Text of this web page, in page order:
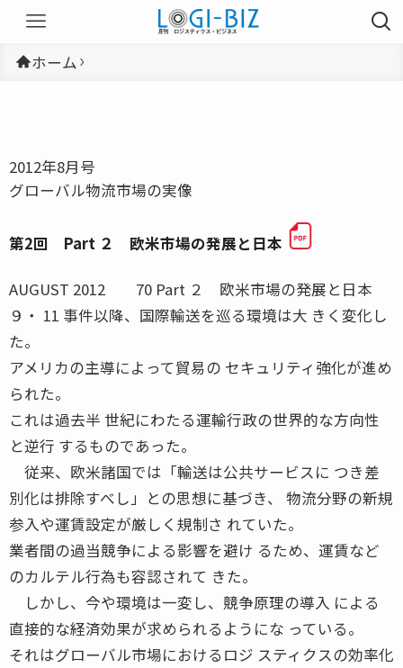
ホーム
2012年8月号
グローバル物流市場の実像
第2回 Part ２ 欧米市場の発展と日本
AUGUST 2012 70 Part ２ 欧米市場の発展と日本
９・ 11 事件以降、国際輸送を巡る環境は大 きく変化し
た。
アメリカの主導によって貿易の セキュリティ強化が進め
られた。
これは過去半 世紀にわたる運輸行政の世界的な方向性
と逆行 するものであった。
従来、欧米諸国では「輸送は公共サービスに つき差
別化は排除すべし」との思想に基づき、 物流分野の新規
参入や運賃設定が厳しく規制さ れていた。
業者間の過当競争による影響を避け るため、運賃など
のカルテル行為も容認されて きた。
しかし、今や環境は一変し、競争原理の導入 による
直接的な経済効果が求められるようにな っている。
それはグローバル市場におけるロジ スティクスの効率化